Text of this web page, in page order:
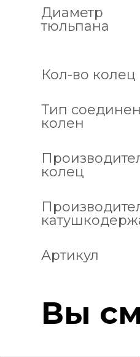
Диаметр
тюльпана
Кол-во колец
Тип
колен
колец
Артикул
Вы